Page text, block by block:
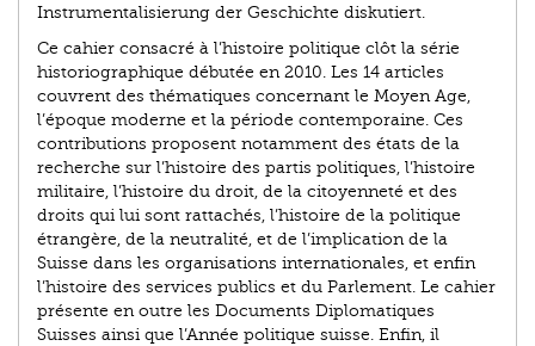
Instrumentalisierung der Geschichte diskutiert.
Ce cahier consacré à l’histoire politique clôt la série
historiographique débutée en 2010. Les 14 articles
couvrent des thématiques concernant le Moyen Age,
l’époque moderne et la période contemporaine. Ces
contributions proposent notamment des états de la
recherche sur l’histoire des partis politiques, l’histoire
militaire, l’histoire du droit, de la citoyenneté et des
droits qui lui sont rattachés, l’histoire de la politique
étrangère, de la neutralité, et de l’implication de la
Suisse dans les organisations internationales, et enfin
l’histoire des services publics et du Parlement. Le cahier
présente en outre les Documents Diplomatiques
Suisses ainsi que l’Année politique suisse. Enfin, il